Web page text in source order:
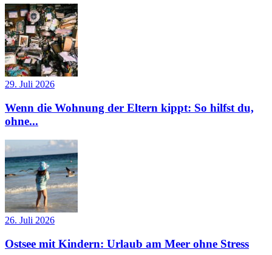
29. Juli 2026
Wenn die Wohnung der Eltern kippt: So hilfst du,
ohne...
26. Juli 2026
Ostsee mit Kindern: Urlaub am Meer ohne Stress